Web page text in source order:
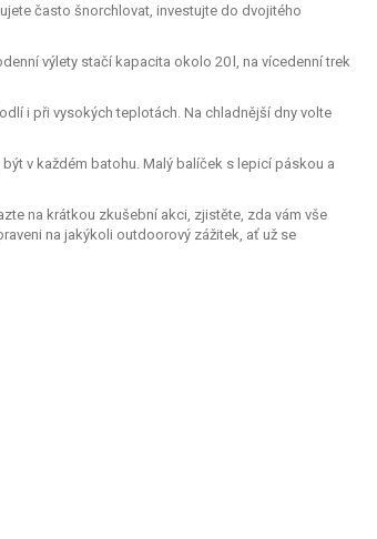
často šnorchlovat, investujte do dvojitého
výlety stačí kapacita okolo 20 l, na vícedenní trek
i při vysokých teplotách. Na chladnější dny volte
v každém batohu. Malý balíček s lepicí páskou a
na krátkou zkušební akci, zjistěte, zda vám vše
na jakýkoli outdoorový zážitek, ať už se